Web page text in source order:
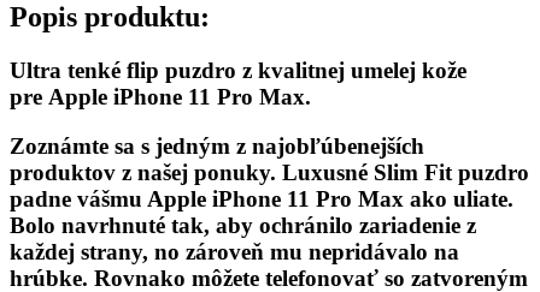
Popis produktu:
Ultra tenké flip puzdro z kvalitnej umelej kože
pre Apple iPhone 11 Pro Max.
Zoznámte sa s jedným z najobľúbenejších
produktov z našej ponuky. Luxusné Slim Fit puzdro
padne vášmu Apple iPhone 11 Pro Max ako uliate.
Bolo navrhnuté tak, aby ochránilo zariadenie z
každej strany, no zároveň mu nepridávalo na
hrúbke. Rovnako môžete telefonovať so zatvoreným